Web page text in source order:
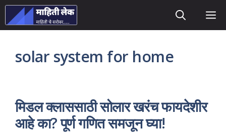
Skip
to
solar system for home
मिडल क्लाससाठी सोलार खरंच फायदेशीर
आहे का? पूर्ण गणित समजून घ्या!